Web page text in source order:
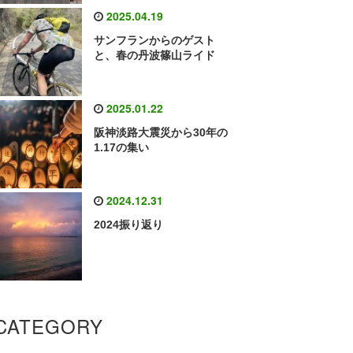
2025.04.19
サンフランからのゲスト
と、春の丹波篠山ライド
2025.01.22
阪神淡路大震災から30年の
1.17の集い
2024.12.31
2024振り返り